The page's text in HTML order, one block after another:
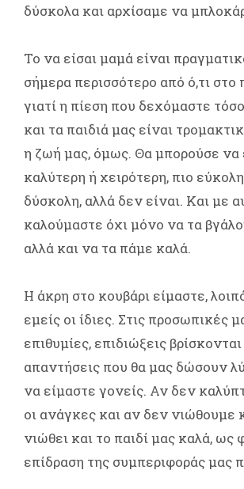
δύσκολα και αρχίσαμε να
Το να είσαι μαμά είναι
σήμερα περισσότερο από ό,τι στο
γιατί η πίεση που δεχόμαστε
και τα παιδιά μας είναι
η ζωή μας, όμως. Θα μπορούσε να
καλύτερη ή χειρότερη, πιο
δύσκολη, αλλά δεν είναι. Και με
καλούμαστε όχι μόνο να τα
αλλά και να τα πάμε καλά.
Η άκρη στο κουβάρι είμαστε,
εμείς οι ίδιες. Στις προσωπικές
επιθυμίες, επιδιώξεις
απαντήσεις που θα μας δώσουν
να είμαστε γονείς. Αν δεν
οι ανάγκες και αν δεν νιώθουμε
νιώθει και το παιδί μας καλά, ως
επίδραση της συμπεριφοράς μας